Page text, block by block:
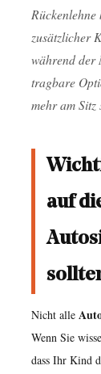
installieren
Sie
einen
2-
in-
richtig
Fehler,
die
mit
2-
in-
zusätzlicher
während der
tragbare
mehr am Sitz
auf
Nicht alle
Wenn Sie
dass Ihr Kind